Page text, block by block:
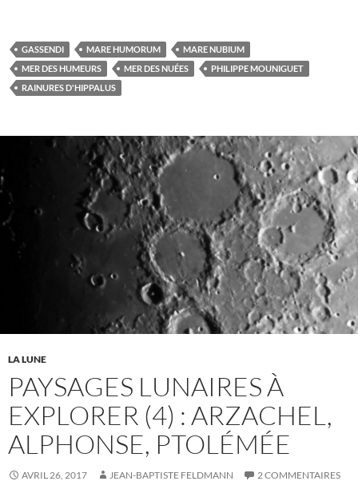
GASSENDI MARE HUMORUM
MARE NUBIUM
MER DES HUMEURS
MER DES NUÉES
PHILIPPE MOUNIGUET
RAINURES D'HIPPALUS
LA LUNE
PAYSAGES LUNAIRES À
EXPLORER (4) : ARZACHEL,
ALPHONSE, PTOLÉMÉE
AVRIL 26, 2017 JEAN-BAPTISTE FELDMANN 2 COMMENTAIRES